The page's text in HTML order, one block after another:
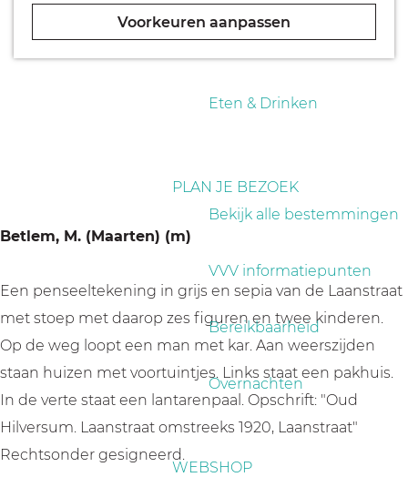
Voorkeuren aanpassen
Eten & Drinken
PLAN JE BEZOEK
Bekijk alle bestemmingen
VVV informatiepunten
Bereikbaarheid
Overnachten
WEBSHOP
Betlem, M. (Maarten) (m)
Een penseeltekening in grijs en sepia van de Laanstraat
met stoep met daarop zes figuren en twee kinderen.
Op de weg loopt een man met kar. Aan weerszijden
staan huizen met voortuintjes. Links staat een pakhuis.
In de verte staat een lantarenpaal. Opschrift: "Oud
Hilversum. Laanstraat omstreeks 1920, Laanstraat"
Rechtsonder gesigneerd.